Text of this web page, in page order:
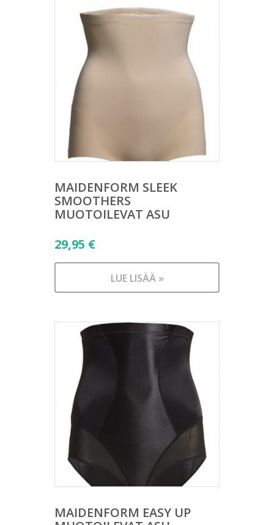
MAIDENFORM SLEEK
SMOOTHERS
MUOTOILEVAT ASU
29,95 €
LUE LISÄÄ »
MAIDENFORM EASY UP